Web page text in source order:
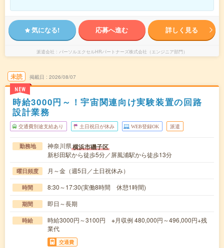
気になる! 応募へ進む 詳しく見る
派遣会社 パーソルエクセルHRパートナーズ株式会社（エンジニア部門）
未読
NEW
掲載日 2026/08/07
時給3000円～！宇宙関連向け実験装置の回路
設計業務
交通費別途支給あり 土日祝日が休み WEB登録OK 派遣
勤務地 神奈川県横浜市磯子区
新杉田駅から徒歩5分／屏風浦駅から徒歩13分
曜日頻度 月～金（週5日／土日祝休み）
時間 8:30～17:30(実働8時間 休憩1時間)
期間 即日～長期
時給
時給3000円～3100円 ※月収例 480,000円～496,000円+残
業代
交通費